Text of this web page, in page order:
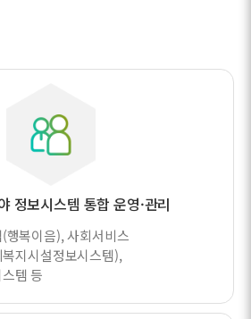
정보시스템 통합 운영·관리
행복이음), 사회서비스
지시설정보시스템),
템 등